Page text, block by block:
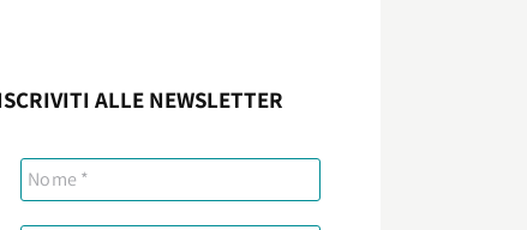
ALLE NEWSLETTER